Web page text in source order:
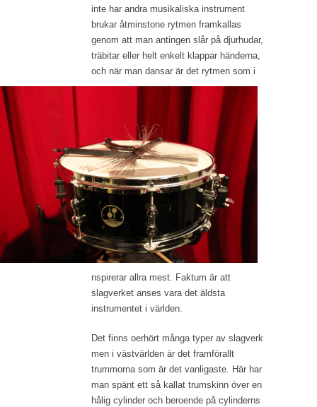
inte har andra musikaliska instrument
brukar åtminstone rytmen framkallas
genom att man antingen slår på djurhudar,
träbitar eller helt enkelt klappar händerna,
och när man dansar är det rytmen som i
nspirerar allra mest. Faktum är att
slagverket anses vara det äldsta
instrumentet i världen.
Det finns oerhört många typer av slagverk
men i västvärlden är det framförallt
trummorna som är det vanligaste. Här har
man spänt ett så kallat trumskinn över en
hålig cylinder och beroende på cylinderns